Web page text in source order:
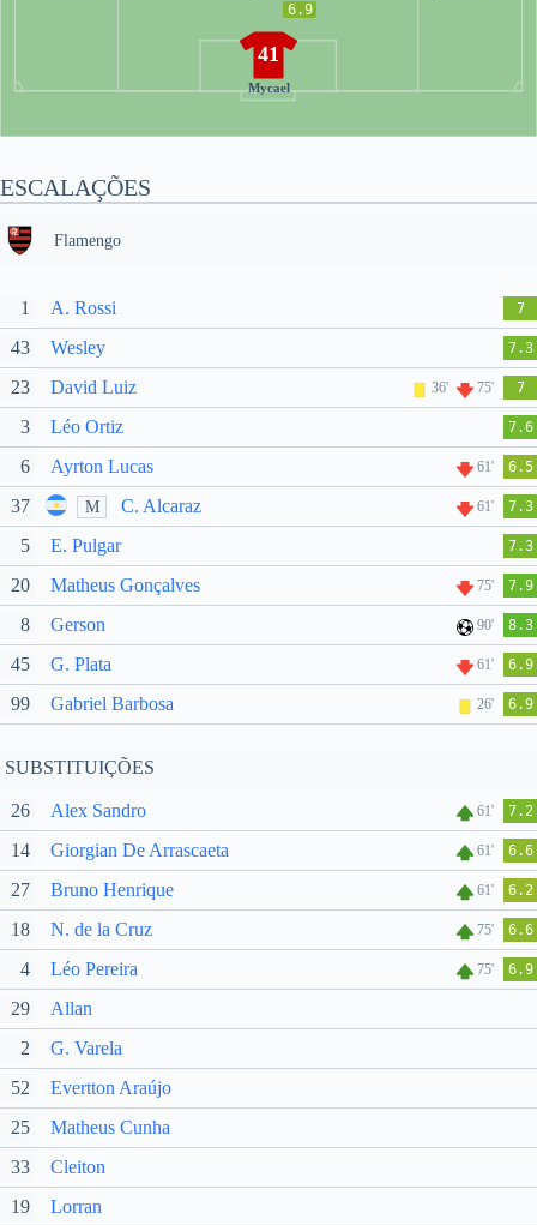
6.9
41
Mycael
ESCALAÇÕES
Flamengo
1 A. Rossi 7
43 Wesley 7.3
23 David Luiz 36' 75' 7
3 Léo Ortiz 7.6
6 Ayrton Lucas 61' 6.5
37 M C. Alcaraz 61' 7.3
5 E. Pulgar 7.3
20 Matheus Gonçalves 75' 7.9
8 Gerson 90' 8.3
45 G. Plata 61' 6.9
99 Gabriel Barbosa 26' 6.9
SUBSTITUIÇÕES
26 Alex Sandro 61' 7.2
14 Giorgian De Arrascaeta 61' 6.6
27 Bruno Henrique 61' 6.2
18 N. de la Cruz 75' 6.6
4 Léo Pereira 75' 6.9
29
Allan
2
G. Varela
52
Evertton Araújo
25
Matheus Cunha
33
Cleiton
19
Lorran